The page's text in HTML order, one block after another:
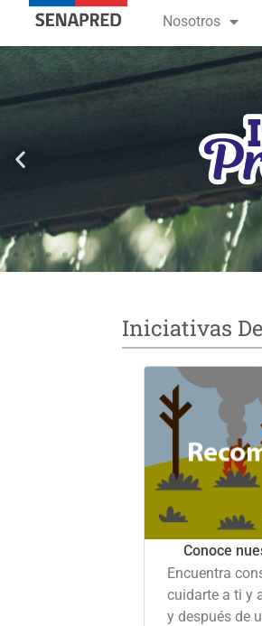
contenido
Nosotros
Iniciativas
Conoce
Encuentra
cuidarte a ti y
y después de